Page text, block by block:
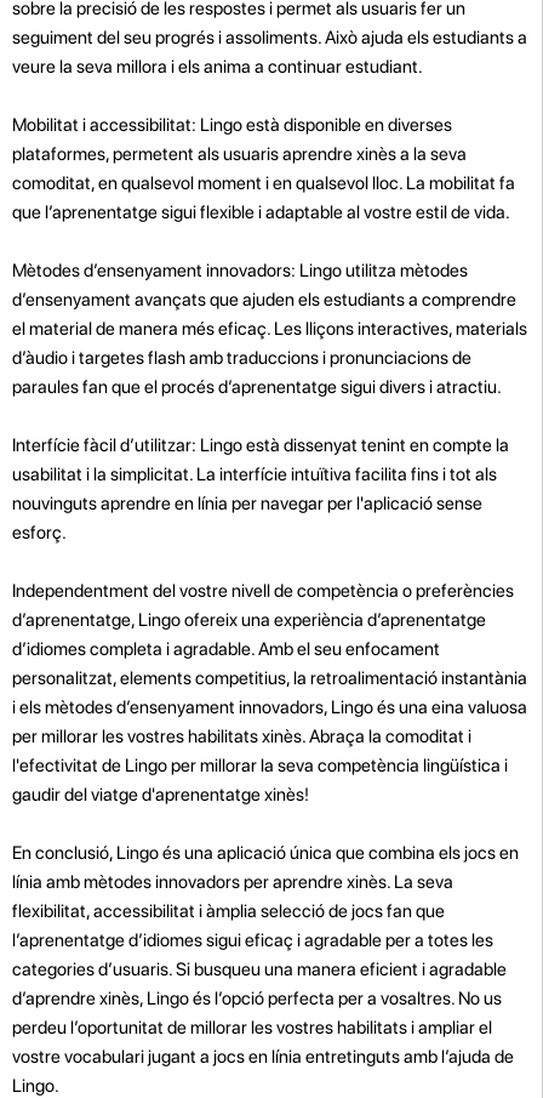
sobre la precisió de les respostes i permet als usuaris fer un
seguiment del seu progrés i assoliments. Això ajuda els estudiants a
veure la seva millora i els anima a continuar estudiant.
Mobilitat i accessibilitat: Lingo està disponible en diverses
plataformes, permetent als usuaris aprendre xinès a la seva
comoditat, en qualsevol moment i en qualsevol lloc. La mobilitat fa
que l’aprenentatge sigui flexible i adaptable al vostre estil de vida.
Mètodes d’ensenyament innovadors: Lingo utilitza mètodes
d’ensenyament avançats que ajuden els estudiants a comprendre
el material de manera més eficaç. Les lliçons interactives, materials
d’àudio i targetes flash amb traduccions i pronunciacions de
paraules fan que el procés d’aprenentatge sigui divers i atractiu.
Interfície fàcil d’utilitzar: Lingo està dissenyat tenint en compte la
usabilitat i la simplicitat. La interfície intuïtiva facilita fins i tot als
nouvinguts aprendre en línia per navegar per l'aplicació sense
esforç.
Independentment del vostre nivell de competència o preferències
d’aprenentatge, Lingo ofereix una experiència d’aprenentatge
d’idiomes completa i agradable. Amb el seu enfocament
personalitzat, elements competitius, la retroalimentació instantània
i els mètodes d’ensenyament innovadors, Lingo és una eina valuosa
per millorar les vostres habilitats xinès. Abraça la comoditat i
l'efectivitat de Lingo per millorar la seva competència lingüística i
gaudir del viatge d'aprenentatge xinès!
En conclusió, Lingo és una aplicació única que combina els jocs en
línia amb mètodes innovadors per aprendre xinès. La seva
flexibilitat, accessibilitat i àmplia selecció de jocs fan que
l’aprenentatge d’idiomes sigui eficaç i agradable per a totes les
categories d’usuaris. Si busqueu una manera eficient i agradable
d’aprendre xinès, Lingo és l’opció perfecta per a vosaltres. No us
perdeu l’oportunitat de millorar les vostres habilitats i ampliar el
vostre vocabulari jugant a jocs en línia entretinguts amb l’ajuda de
Lingo.